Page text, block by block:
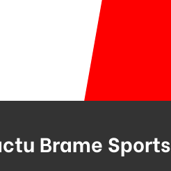
Brame Sports